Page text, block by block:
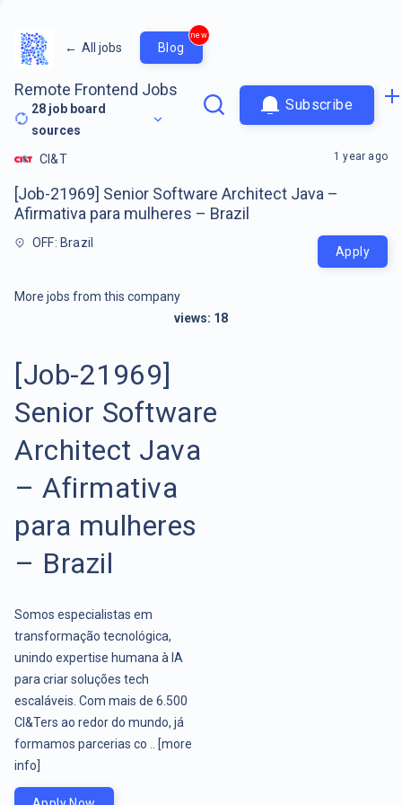
← All jobs Blog
new
Remote Frontend Jobs
28 job board
sources
Subscribe
CI&T
[Job-21969] Senior Software Architect Java –
Afirmativa para mulheres – Brazil
OFF: Brazil
1 year ago
Apply
More jobs from this company
views: 18
[Job-21969]
Senior Software
Architect Java
– Afirmativa
para mulheres
– Brazil
Somos especialistas em
transformação tecnológica,
unindo expertise humana à IA
para criar soluções tech
escaláveis. Com mais de 6.500
CI&Ters ao redor do mundo, já
formamos parcerias co ..
[more
info]